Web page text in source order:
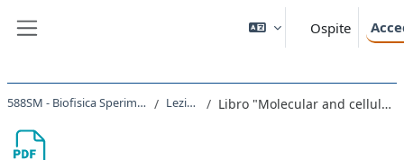
Ospite
588SM - Biofisica Sperimentale 2020 Lezione 1 Libro "Molecular and cellular biophysics"